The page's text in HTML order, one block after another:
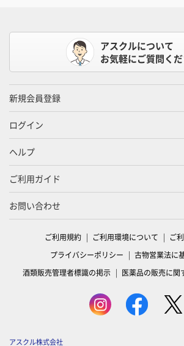
アスクルについて
お気軽にご質問くだ
新規会員登録
ログイン
ヘルプ
ご利用ガイド
お問い合わせ
ご利用規約 ご利用環境について
ご
プライバシーポリシー
古物営業法に
酒類販売管理者標識の掲示
医薬品の販売に関
アスクル株式会社